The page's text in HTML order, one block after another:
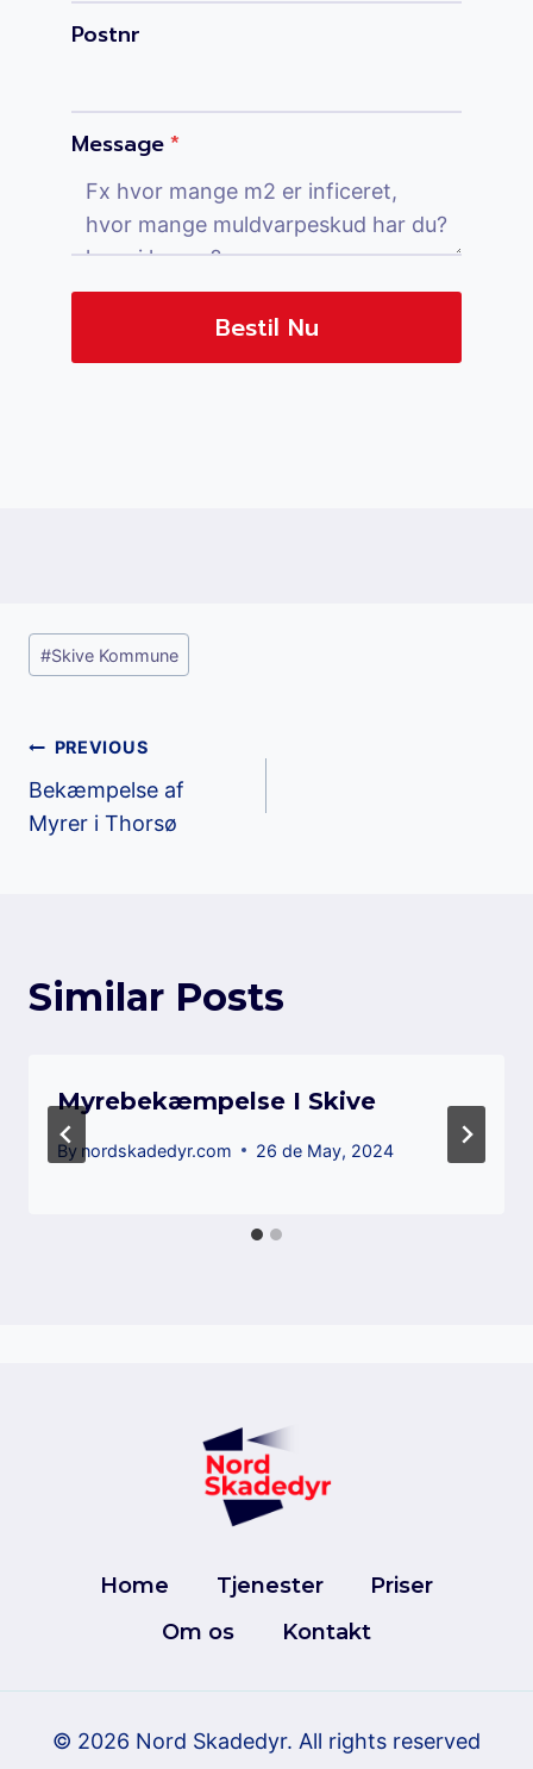
Postnr
Message*
Bestil Nu
Post
Tags:
#Skive Kommune
Post
navigation
PREVIOUS
Bekæmpelse af
Myrer i Thorsø
Similar Posts
Myrebekæmpelse I Skive
By nordskadedyr.com 26 de May, 2024
Home Tjenester
Priser
Om os
Kontakt
© 2026 Nord Skadedyr. All rights reserved